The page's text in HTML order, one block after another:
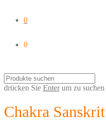
0
0
drücken Sie Enterum zu suchen
Chakra Sanskrit